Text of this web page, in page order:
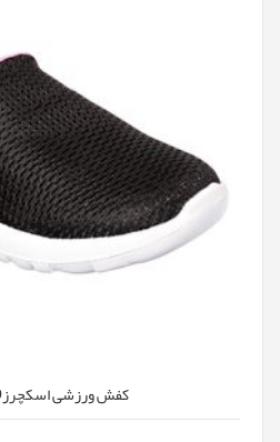
کفش ورزشی اسکچرزSN 81189